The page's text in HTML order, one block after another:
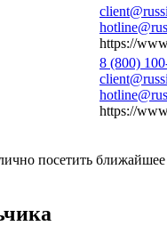
https://
8 (800)
https://
посетить